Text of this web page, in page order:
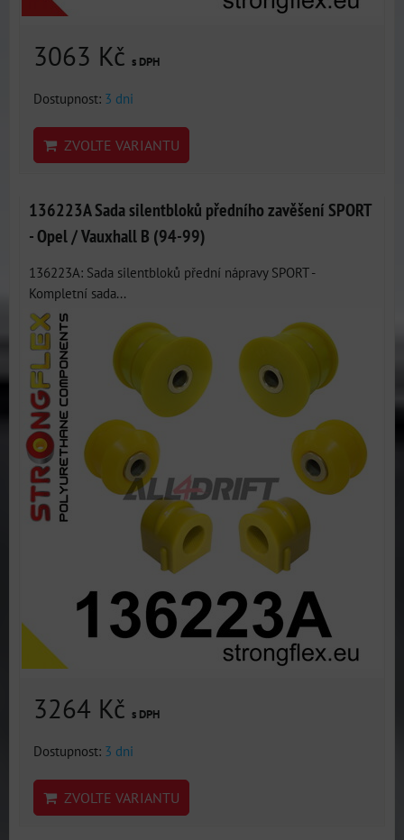
3063 Kč s DPH
Dostupnost: 3 dni
ZVOLTE VARIANTU
136223A Sada silentbloků předního zavěšení SPORT
- Opel / Vauxhall B (94-99)
136223A: Sada silentbloků přední nápravy SPORT -
Kompletní sada...
3264 Kč s DPH
Dostupnost: 3 dni
ZVOLTE VARIANTU